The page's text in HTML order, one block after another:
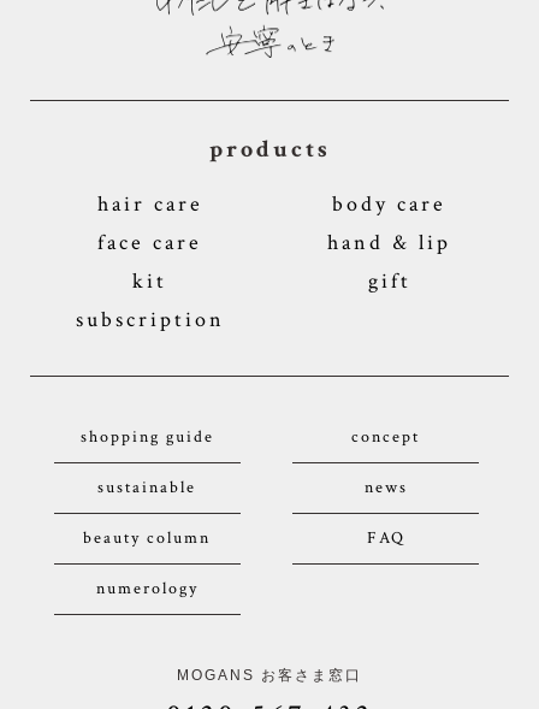
products
hair care
body care
face care
hand & lip
kit
gift
subscription
shopping guide concept
sustainable news
beauty column FAQ
numerology
MOGANS お客さま窓口